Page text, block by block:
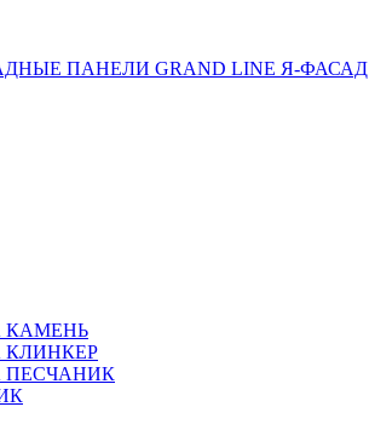
ПАНЕЛИ GRAND LINE Я-ФАСАД
КАМЕНЬ
ПЕСЧАНИК